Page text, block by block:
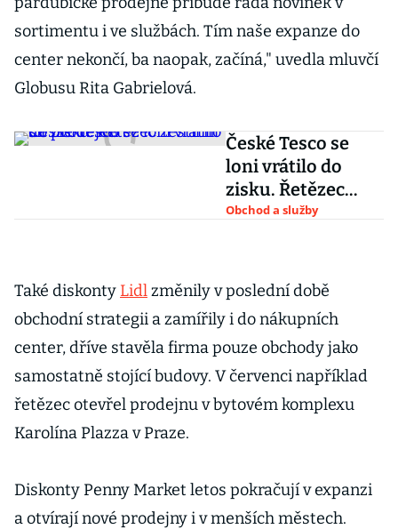
sortimentu i ve službách. Tím naše expanze do
center nekončí, ba naopak, začíná," uvedla mluvčí
Globusu Rita Gabrielová.
České Tesco se
loni vrátilo do
zisku. Řetězec
zeštíhlil síť
Obchod a služby
Také diskonty Lidlzměnily v poslední době
obchodní strategii a zamířily i do nákupních
center, dříve stavěla firma pouze obchody jako
samostatně stojící budovy. V červenci například
řetězec otevřel prodejnu v bytovém komplexu
Karolína Plazza v Praze.
Diskonty Penny Market letos pokračují v expanzi
a otvírají nové prodejny i v menších městech.